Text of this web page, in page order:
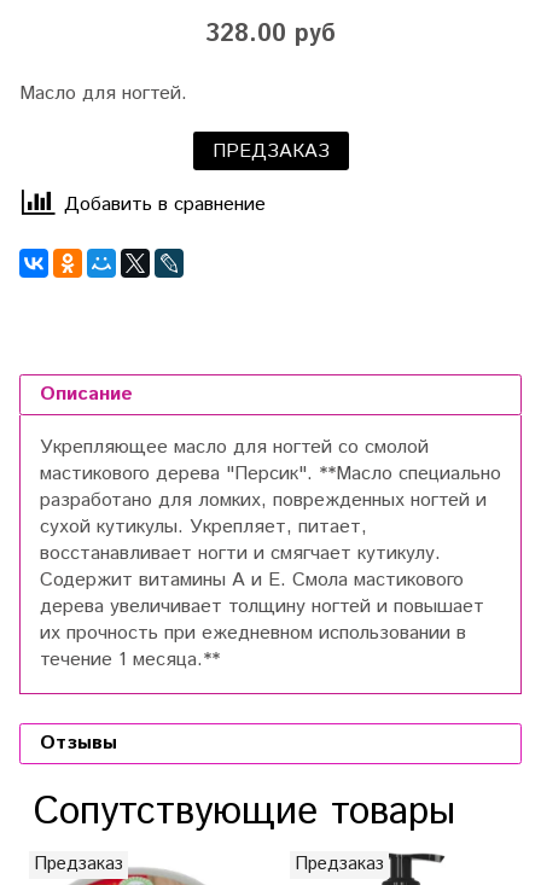
328.00 руб
Масло для ногтей.
ПРЕДЗАКАЗ
Добавить в сравнение
Описание
Укрепляющее масло для ногтей со смолой
мастикового дерева "Персик". **Масло специально
разработано для ломких, поврежденных ногтей и
сухой кутикулы. Укрепляет, питает,
восстанавливает ногти и смягчает кутикулу.
Содержит витамины А и Е. Смола мастикового
дерева увеличивает толщину ногтей и повышает
их прочность при ежедневном использовании в
течение 1 месяца.**
Отзывы
Сопутствующие товары
Предзаказ Предзаказ